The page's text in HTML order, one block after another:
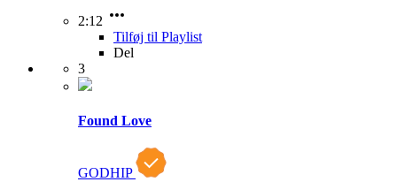
2:12
Tilføj til Playlist
Del
3
Found Love
GODHIP